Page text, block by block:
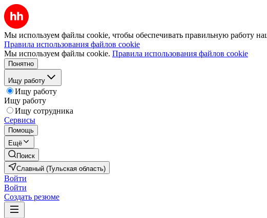
Мы используем файлы cookie, чтобы обеспечивать правильную работу
Правила использования файлов cookie
Мы используем файлы cookie. Правила использования файлов cookie
Понятно
Ищу работу
Ищу работу
Ищу работу
Ищу сотрудника
Сервисы
Помощь
Ещё
Поиск
Славный (Тульская область)
Войти
Войти
Создать резюме